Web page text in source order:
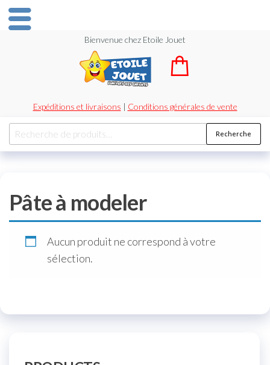
Bienvenue chez Etoile Jouet
Expéditions et livraisons | Conditions générales de vente
Recherche
Pâte à modeler
Aucun produit ne correspond à votre
sélection.